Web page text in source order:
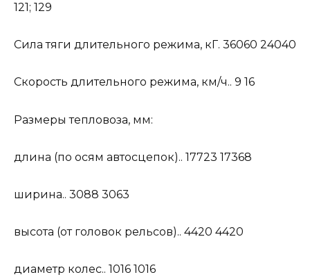
121; 129
Сила тяги длительного режима, кГ. 36060 24040
Скорость длительного режима, км/ч.. 9 16
Размеры тепловоза, мм:
длина (по осям автосцепок).. 17723 17368
ширина.. 3088 3063
высота (от головок рельсов).. 4420 4420
диаметр колес.. 1016 1016